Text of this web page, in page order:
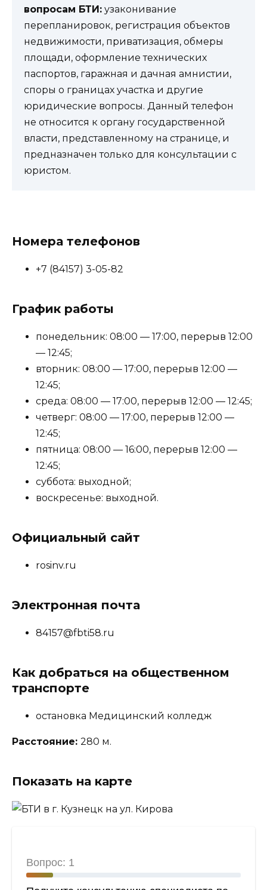
вопросам БТИ: узаконивание
перепланировок, регистрация объектов
недвижимости, приватизация, обмеры
площади, оформление технических
паспортов, гаражная и дачная амнистии,
споры о границах участка и другие
юридические вопросы. Данный телефон
не относится к органу государственной
власти, представленному на странице, и
предназначен только для консультации с
юристом.
Номера телефонов
+7 (84157) 3-05-82
График работы
понедельник: 08:00 — 17:00, перерыв 12:00
— 12:45;
вторник: 08:00 — 17:00, перерыв 12:00 —
12:45;
среда: 08:00 — 17:00, перерыв 12:00 — 12:45;
четверг: 08:00 — 17:00, перерыв 12:00 —
12:45;
пятница: 08:00 — 16:00, перерыв 12:00 —
12:45;
суббота: выходной;
воскресенье: выходной.
Официальный сайт
rosinv.ru
Электронная почта
84157@fbti58.ru
Как добраться на общественном
транспорте
остановка Медицинский колледж
Расстояние: 280 м.
Показать на карте